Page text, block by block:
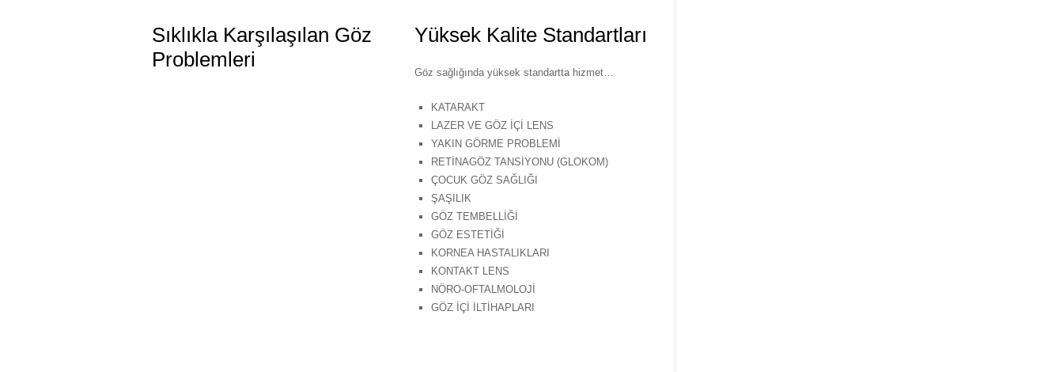
Sıklıkla Karşılaşılan Göz
Problemleri
Yüksek Kalite Standartları
Göz sağlığında yüksek standartta hizmet…
KATARAKT
LAZER VE GÖZ İÇİ LENS
YAKIN GÖRME PROBLEMİ
RETİNAGÖZ TANSİYONU (GLOKOM)
ÇOCUK GÖZ SAĞLIĞI
ŞAŞILIK
GÖZ TEMBELLİĞİ
GÖZ ESTETİĞİ
KORNEA HASTALIKLARI
KONTAKT LENS
NÖRO-OFTALMOLOJİ
GÖZ İÇİ İLTİHAPLARI